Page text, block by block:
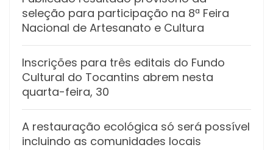
seleção para participação na 8ª Feira
Nacional de Artesanato e Cultura
Inscrições para três editais do Fundo
Cultural do Tocantins abrem nesta
quarta-feira, 30
A restauração ecológica só será possível
incluindo as comunidades locais